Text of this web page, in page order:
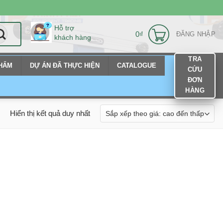
Hỗ trợ
khách hàng
0₫ ĐĂNG NHẬP
DỰ ÁN ĐÃ THỰC HIỆN CATALOGUE
TRA
CỨU
ĐƠN
HÀNG
Hiển thị kết quả duy nhất